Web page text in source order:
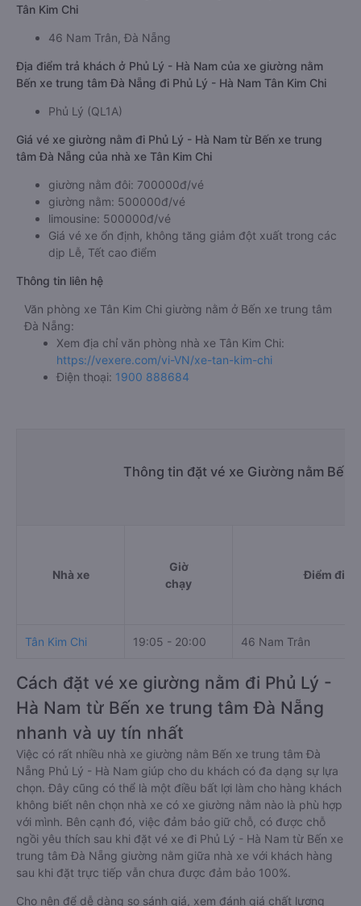
Tân Kim Chi
46 Nam Trân, Đà Nẵng
Địa điểm trả khách ở Phủ Lý - Hà Nam của xe giường nằm
Bến xe trung tâm Đà Nẵng đi Phủ Lý - Hà Nam Tân Kim Chi
Phủ Lý (QL1A)
Giá vé xe giường nằm đi Phủ Lý - Hà Nam từ Bến xe trung
tâm Đà Nẵng của nhà xe Tân Kim Chi
giường nằm đôi: 700000đ/vé
giường nằm: 500000đ/vé
limousine: 500000đ/vé
Giá vé xe ổn định, không tăng giảm đột xuất trong các
dịp Lễ, Tết cao điểm
Thông tin liên hệ
Văn phòng xe Tân Kim Chi giường nằm ở Bến xe trung tâm
Đà Nẵng:
Xem địa chỉ văn phòng nhà xe Tân Kim Chi:
https://vexere.com/vi-VN/xe-tan-kim-chi
Điện thoại: 1900 888684
Thông tin đặt vé xe Giường nằm Bến
Nhà xe
Giờ
chạy
Điểm đi
Tân Kim Chi 19:05 - 20:00 46 Nam Trân
Cách đặt vé xe giường nằm đi Phủ Lý -
Hà Nam từ Bến xe trung tâm Đà Nẵng
nhanh và uy tín nhất
Việc có rất nhiều nhà xe giường nằm Bến xe trung tâm Đà
Nẵng Phủ Lý - Hà Nam giúp cho du khách có đa dạng sự lựa
chọn. Đây cũng có thể là một điều bất lợi làm cho hàng khách
không biết nên chọn nhà xe có xe giường nằm nào là phù hợp
với mình. Bên cạnh đó, việc đảm bảo giữ chỗ, có được chỗ
ngồi yêu thích sau khi đặt vé xe đi Phủ Lý - Hà Nam từ Bến xe
trung tâm Đà Nẵng giường nằm giữa nhà xe với khách hàng
sau khi đặt trực tiếp vẫn chưa được đảm bảo 100%.
Cho nên để dễ dàng so sánh giá, xem đánh giá chất lượng